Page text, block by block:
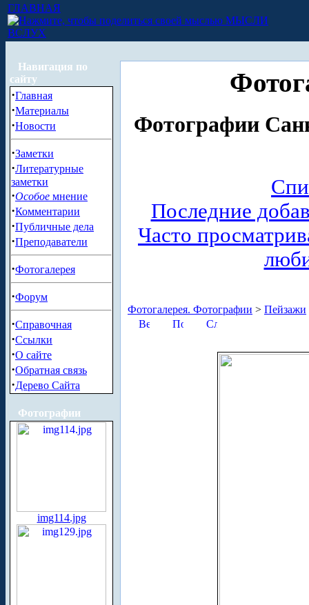
ГЛАВНАЯ
МЫСЛИ
ВСЛУХ
Навигация по
сайту
·Главная
·Материалы
·Новости
·Заметки
·Литературные
заметки
·Особое мнение
·Комментарии
·Публичные дела
·Преподаватели
·Фотогалерея
·Форум
·Справочная
·Ссылки
·О сайте
·Обратная связь
·Дерево Сайта
Фотографии
img114.jpg
Фотографии
Последние
Часто
Фотогалерея. Фотографии > Пейзажи